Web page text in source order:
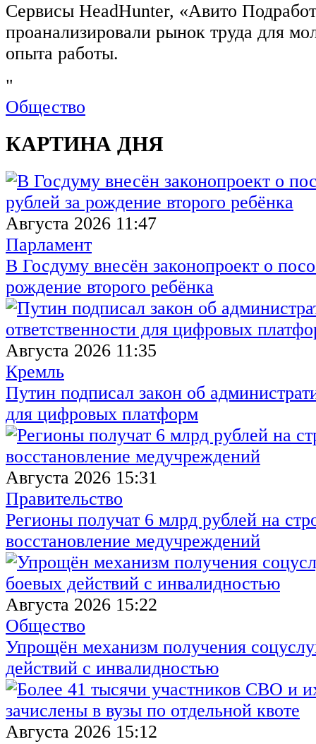
Сервисы HeadHunter, «Авито
проанализировали рынок труда для
опыта работы.
"
Общество
КАРТИНА ДНЯ
Августа 2026 11:47
Парламент
В Госдуму внесён законопроект о
рождение второго ребёнка
Августа 2026 11:35
Кремль
Путин подписал закон об
для цифровых платформ
Августа 2026 15:31
Правительство
Регионы получат 6 млрд рублей на
восстановление медучреждений
Августа 2026 15:22
Общество
Упрощён механизм получения
действий с инвалидностью
Августа 2026 15:12